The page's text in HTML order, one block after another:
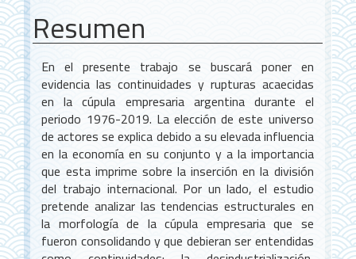
Resumen
En el presente trabajo se buscará poner en
evidencia las continuidades y rupturas acaecidas
en la cúpula empresaria argentina durante el
periodo 1976-2019. La elección de este universo
de actores se explica debido a su elevada influencia
en la economía en su conjunto y a la importancia
que esta imprime sobre la inserción en la división
del trabajo internacional. Por un lado, el estudio
pretende analizar las tendencias estructurales en
la morfología de la cúpula empresaria que se
fueron consolidando y que debieran ser entendidas